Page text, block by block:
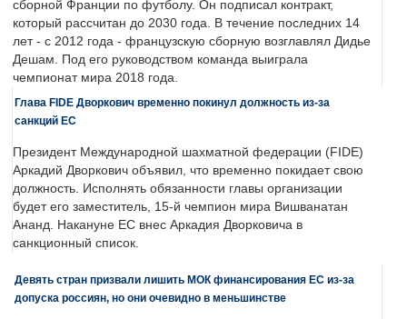
сборной Франции по футболу. Он подписал контракт,
который рассчитан до 2030 года. В течение последних 14
лет - с 2012 года - французскую сборную возглавлял Дидье
Дешам. Под его руководством команда выиграла
чемпионат мира 2018 года.
Глава FIDE Дворкович временно покинул должность из-за
санкций ЕС
Президент Международной шахматной федерации (FIDE)
Аркадий Дворкович объявил, что временно покидает свою
должность. Исполнять обязанности главы организации
будет его заместитель, 15-й чемпион мира Вишванатан
Ананд. Накануне ЕС внес Аркадия Дворковича в
санкционный список.
Девять стран призвали лишить МОК финансирования ЕС из-за
допуска россиян, но они очевидно в меньшинстве